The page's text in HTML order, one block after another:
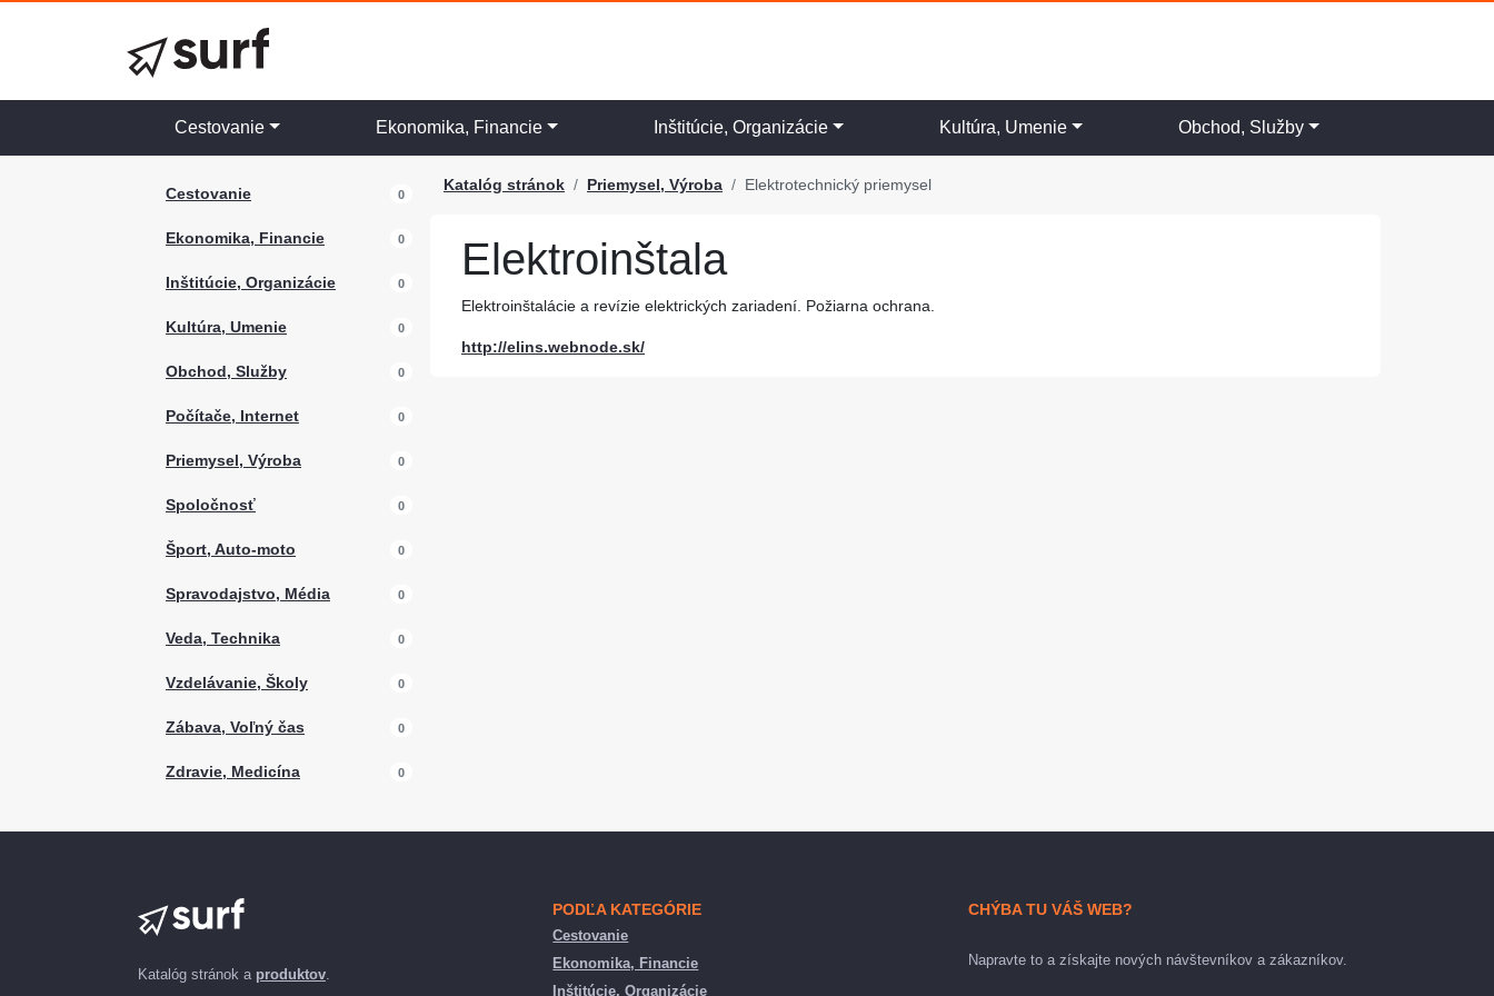
Cestovanie Ekonomika, Financie Inštitúcie, Organizácie Kultúra, Umenie Obchod, Služby
Cestovanie 0
Ekonomika, Financie 0
Inštitúcie, Organizácie 0
Kultúra, Umenie 0
Obchod, Služby 0
Počítače, Internet 0
Priemysel, Výroba 0
Spoločnosť 0
Šport, Auto-moto 0
Spravodajstvo, Média 0
Veda, Technika 0
Vzdelávanie, Školy 0
Zábava, Voľný čas 0
Zdravie, Medicína 0
Katalóg stránok Priemysel, Výroba Elektrotechnický priemysel
Elektroinštala
Elektroinštalácie a revízie elektrických zariadení. Požiarna ochrana.
http://elins.webnode.sk/
Katalóg stránok a produktov.
PODĽA KATEGÓRIE
Cestovanie
Ekonomika, Financie
Inštitúcie, Organizácie
CHÝBA TU VÁŠ WEB?
Napravte to a získajte nových návštevníkov a zákazníkov.